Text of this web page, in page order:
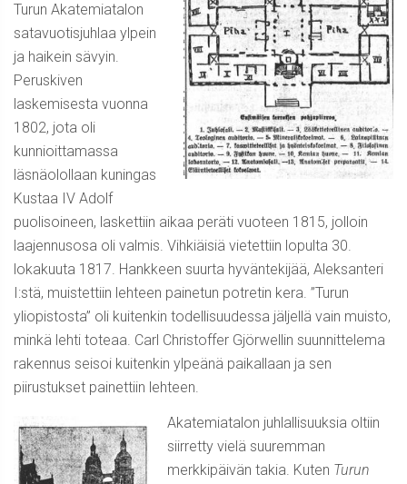
Turun Akatemiatalon
satavuotisjuhlaa ylpein
ja haikein sävyin.
Peruskiven
laskemisesta vuonna
1802, jota oli
kunnioittamassa
läsnäolollaan kuningas
Kustaa IV Adolf
puolisoineen, laskettiin aikaa peräti vuoteen 1815, jolloin
laajennusosa oli valmis. Vihkiäisiä vietettiin lopulta 30.
lokakuuta 1817. Hankkeen suurta hyväntekijää, Aleksanteri
I:stä, muistettiin lehteen painetun potretin kera. ”Turun
yliopistosta” oli kuitenkin todellisuudessa jäljellä vain muisto,
minkä lehti toteaa. Carl Christoffer Gjörwellin suunnittelema
rakennus seisoi kuitenkin ylpeänä paikallaan ja sen
piirustukset painettiin lehteen.
Akatemiatalon juhlallisuuksia oltiin
siirretty vielä suuremman
merkkipäivän takia. Kuten Turun